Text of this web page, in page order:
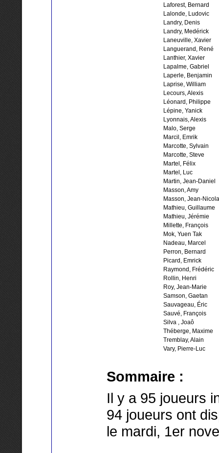
Laforest, Bernard
Lalonde, Ludovic
Landry, Denis
Landry, Medérick
Laneuville, Xavier
Languerand, René
Lanthier, Xavier
Lapalme, Gabriel
Laperle, Benjamin
Laprise, William
Lecours, Alexis
Léonard, Philippe
Lépine, Yanick
Lyonnais, Alexis
Malo, Serge
Marcil, Emrik
Marcotte, Sylvain
Marcotte, Steve
Martel, Félix
Martel, Luc
Martin, Jean-Daniel
Masson, Amy
Masson, Jean-
Mathieu, Guillaume
Mathieu, Jérémie
Millette, François
Mok, Yuen Tak
Nadeau, Marcel
Perron, Bernard
Picard, Emrick
Raymond, Frédéric
Rollin, Henri
Roy, Jean-Marie
Samson, Gaetan
Sauvageau, Éric
Sauvé, François
Silva , Joaô
Théberge, Maxime
Tremblay, Alain
Vary, Pierre-Luc
Sommaire :
Il y a 95 joueurs
94 joueurs ont
le mardi, 1er